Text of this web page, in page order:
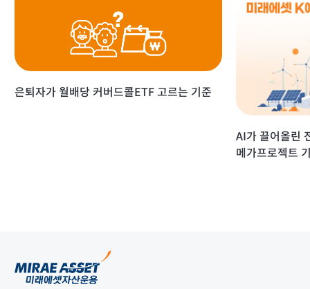
은퇴자가 월배당 커버드콜ETF 고르는 기준
AI가 끌어올린
메가프로젝트